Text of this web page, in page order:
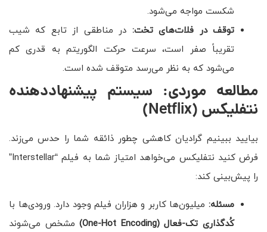
شکست مواجه می‌شود.
توقف در فلات‌های تخت: در مناطقی از تابع که شیب
تقریباً صفر است، سرعت حرکت الگوریتم به قدری کم
می‌شود که به نظر می‌رسد متوقف شده است.
مطالعه موردی: سیستم پیشنهاددهنده
نتفلیکس (Netflix)
بیایید ببینیم گرادیان کاهشی چطور ذائقه شما را حدس می‌زند.
فرض کنید نتفلیکس می‌خواهد امتیاز شما به فیلم “Interstellar”
را پیش‌بینی کند:
مسئله: میلیون‌ها کاربر و هزاران فیلم وجود دارد. ورودی‌ها با
کُدگذاری تک-فعال(One-Hot Encoding)
مشخص می‌شوند